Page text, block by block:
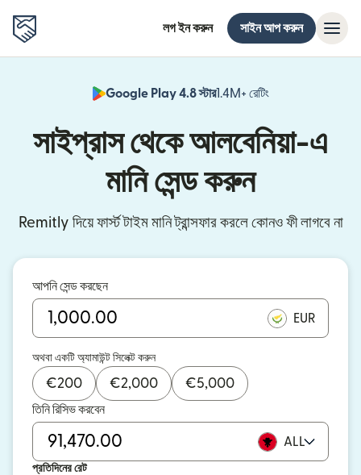
লগ ইন করুন সাইন আপ করুন
Google Play 4.8 স্টার1.4M+ রেটিং
সাইপ্রাস থেকে আলবেনিয়া-এ
মানি সেন্ড করুন
Remitly দিয়ে ফার্স্ট টাইম মানি ট্রান্সফার করলে কোনও ফী লাগবে না
আপনি সেন্ড করছেন
EUR
অথবা একটি অ্যামাউন্ট সিলেক্ট করুন
€200 €2,000 €5,000
তিনি রিসিভ করবেন
ALL
প্রতিদিনের রেট